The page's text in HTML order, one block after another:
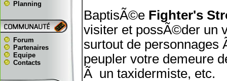
Planning
Forum
Partenaires
Equipe
Contacts
BaptisÃ©e Fighter's
visiter et possÃ©der un
surtout de personnages
peupler votre demeure
Ã un taxidermiste, etc.